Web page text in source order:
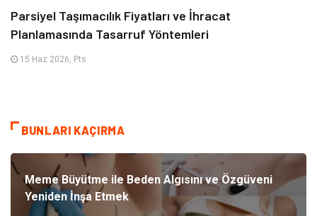
Parsiyel Taşımacılık Fiyatları ve İhracat
Planlamasında Tasarruf Yöntemleri
15 Haz 2026, Pts
BUNLARI KAÇIRMA
Meme Büyütme ile Beden Algısını ve Özgüveni
Yeniden İnşa Etmek